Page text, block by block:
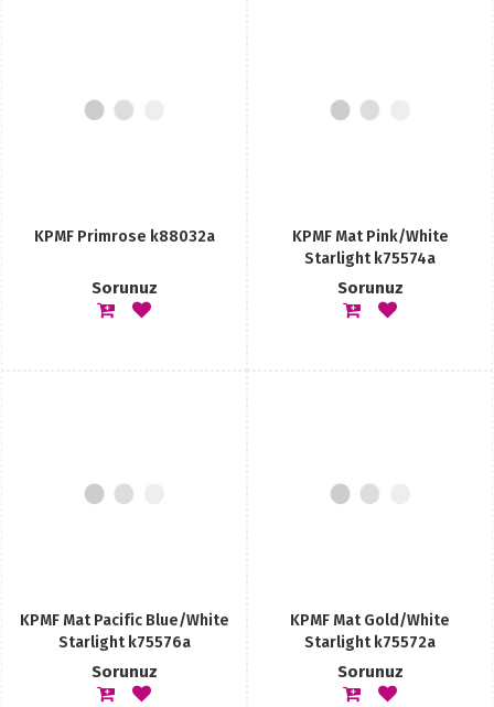
KPMF Primrose k88032a
Sorunuz
KPMF Mat Pink/White
Starlight k75574a
Sorunuz
KPMF Mat Pacific Blue/White
Starlight k75576a
Sorunuz
KPMF Mat Gold/White
Starlight k75572a
Sorunuz